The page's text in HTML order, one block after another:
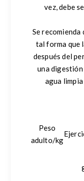
vez, debe
Se recomienda
tal forma que
después del
una digestión
agua
Peso
adulto/kg